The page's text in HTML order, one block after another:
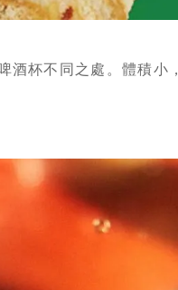
酒杯不同之處。體積小，